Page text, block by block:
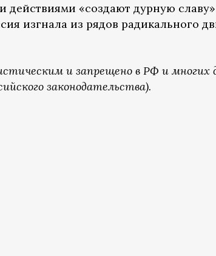
действиями «создают дурную славу»
изгнала из рядов радикального
и запрещено в РФ и многих
законодательства).